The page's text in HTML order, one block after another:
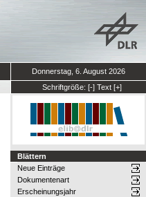
Donnerstag, 6. August 2026
Schriftgröße: [-] Text [+]
Blättern
Neue Einträge
Dokumentenart
Erscheinungsjahr